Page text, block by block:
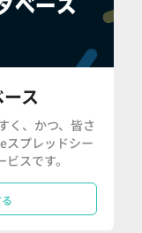
ス
く、かつ、皆さ
スプレッドシー
スです。